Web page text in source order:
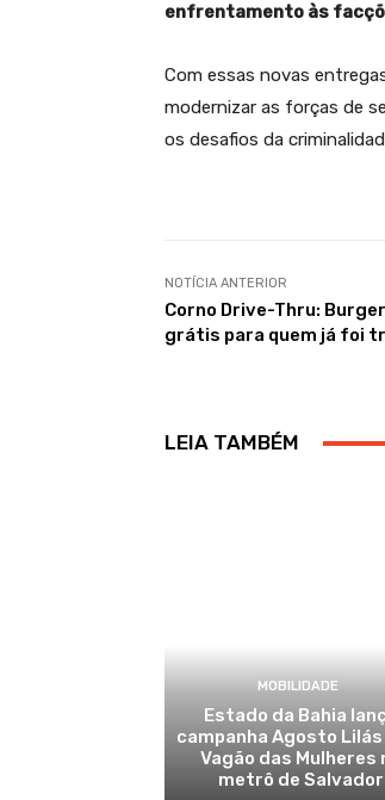
enfrentamento às
Com essas novas
modernizar as forças de
os desafios da
NOTÍCIA ANTERIOR
Corno Drive-Thru:
grátis para quem já foi
LEIA TAMBÉM
MOBILIDADE
Estado da Bahia
campanha Agosto Lilás
Vagão das Mulheres
metrô de Salvador